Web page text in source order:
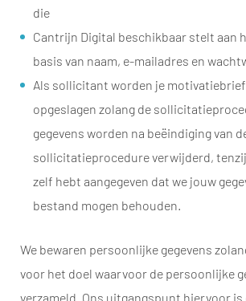
die
Cantrijn Digital beschikbaar stelt aan
basis van naam, e-mailadres en
Als sollicitant worden je
opgeslagen zolang de
gegevens worden na beëindiging van
sollicitatieprocedure verwijderd,
zelf hebt aangegeven dat we jouw
bestand mogen behouden.
We bewaren persoonlijke gegevens
voor het doel waarvoor de persoonlijke
verzameld. Ons uitgangspunt hiervoor is